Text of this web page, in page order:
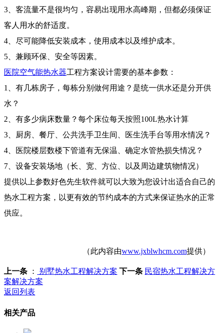
3、客流量不是很均匀，容易出现用水高峰期，但都必须保证
客人用水的舒适度。
4、尽可能降低安装成本，使用成本以及维护成本。
5、兼顾环保、安全等因素。
医院空气能热水器工程方案设计需要的基本参数：
1、有几栋房子，每栋分别做何用途？是统一供水还是分开供
水？
2、有多少病床数量？每个床位每天按照100L热水计算
3、厨房、餐厅、公共洗手卫生间、医生洗手台等用水情况？
4、医院楼层数楼下管道有无保温、确定水管热损失情况？
7、设备安装场地（长、宽、方位、以及周边建筑物情况）
提供以上参数好色先生软件就可以大致为您设计出适合自己的
热水工程方案，以更有效的节约成本的方式来保证热水的正常
供应。
（此内容由www.jxblwhcm.com提供）
上一条 ： 别墅热水工程解决方案 下一条 民宿热水工程解决方
案解决方案
返回列表
相关产品